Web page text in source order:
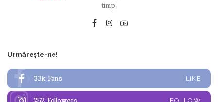
timp.
Urmărește-ne!
33k Fans LIKE
FOLLOW